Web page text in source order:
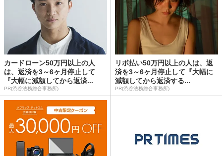
カードローン50万円以上の人
は、返済を3～6ヶ月停止して
『大幅に減額してから返済...
PR(渋谷法務総合事務所)
リボ払い50万円以上の人は、返
済を3～6ヶ月停止して『大幅に
減額してから返済する...
PR(渋谷法務総合事務所)